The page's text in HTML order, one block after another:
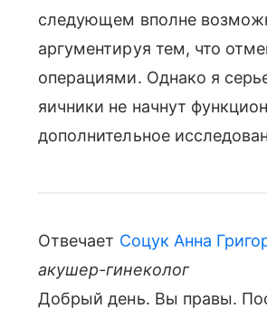
следующем вполне
аргументируя тем, что
операциями. Однако я
яичники не начнут
дополнительное
Отвечает Соцук Анна
акушер-гинеколог
Добрый день. Вы правы.